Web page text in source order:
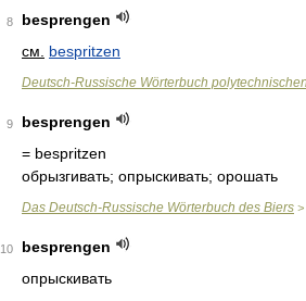
8
besprengen
см.
bespritzen
Deutsch-Russische Wörterbuch polytechnischen
9
besprengen
= bespritzen
обрызгивать; опрыскивать; орошать
Das Deutsch-Russische Wörterbuch des Biers >
10
besprengen
опрыскивать